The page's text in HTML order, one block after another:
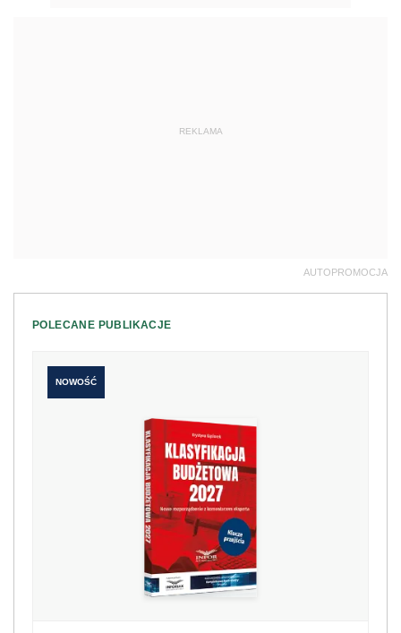
REKLAMA
AUTOPROMOCJA
POLECANE PUBLIKACJE
NOWOŚĆ